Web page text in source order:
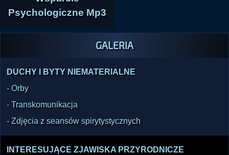
Psychologiczne Mp3
GALERIA
DUCHY I BYTY NIEMATERIALNE
-Orby
-Transkomunikacja
-Zdjęcia z seansów spirytystycznych
INTERESUJĄCE ZJAWISKA PRZYRODNICZE